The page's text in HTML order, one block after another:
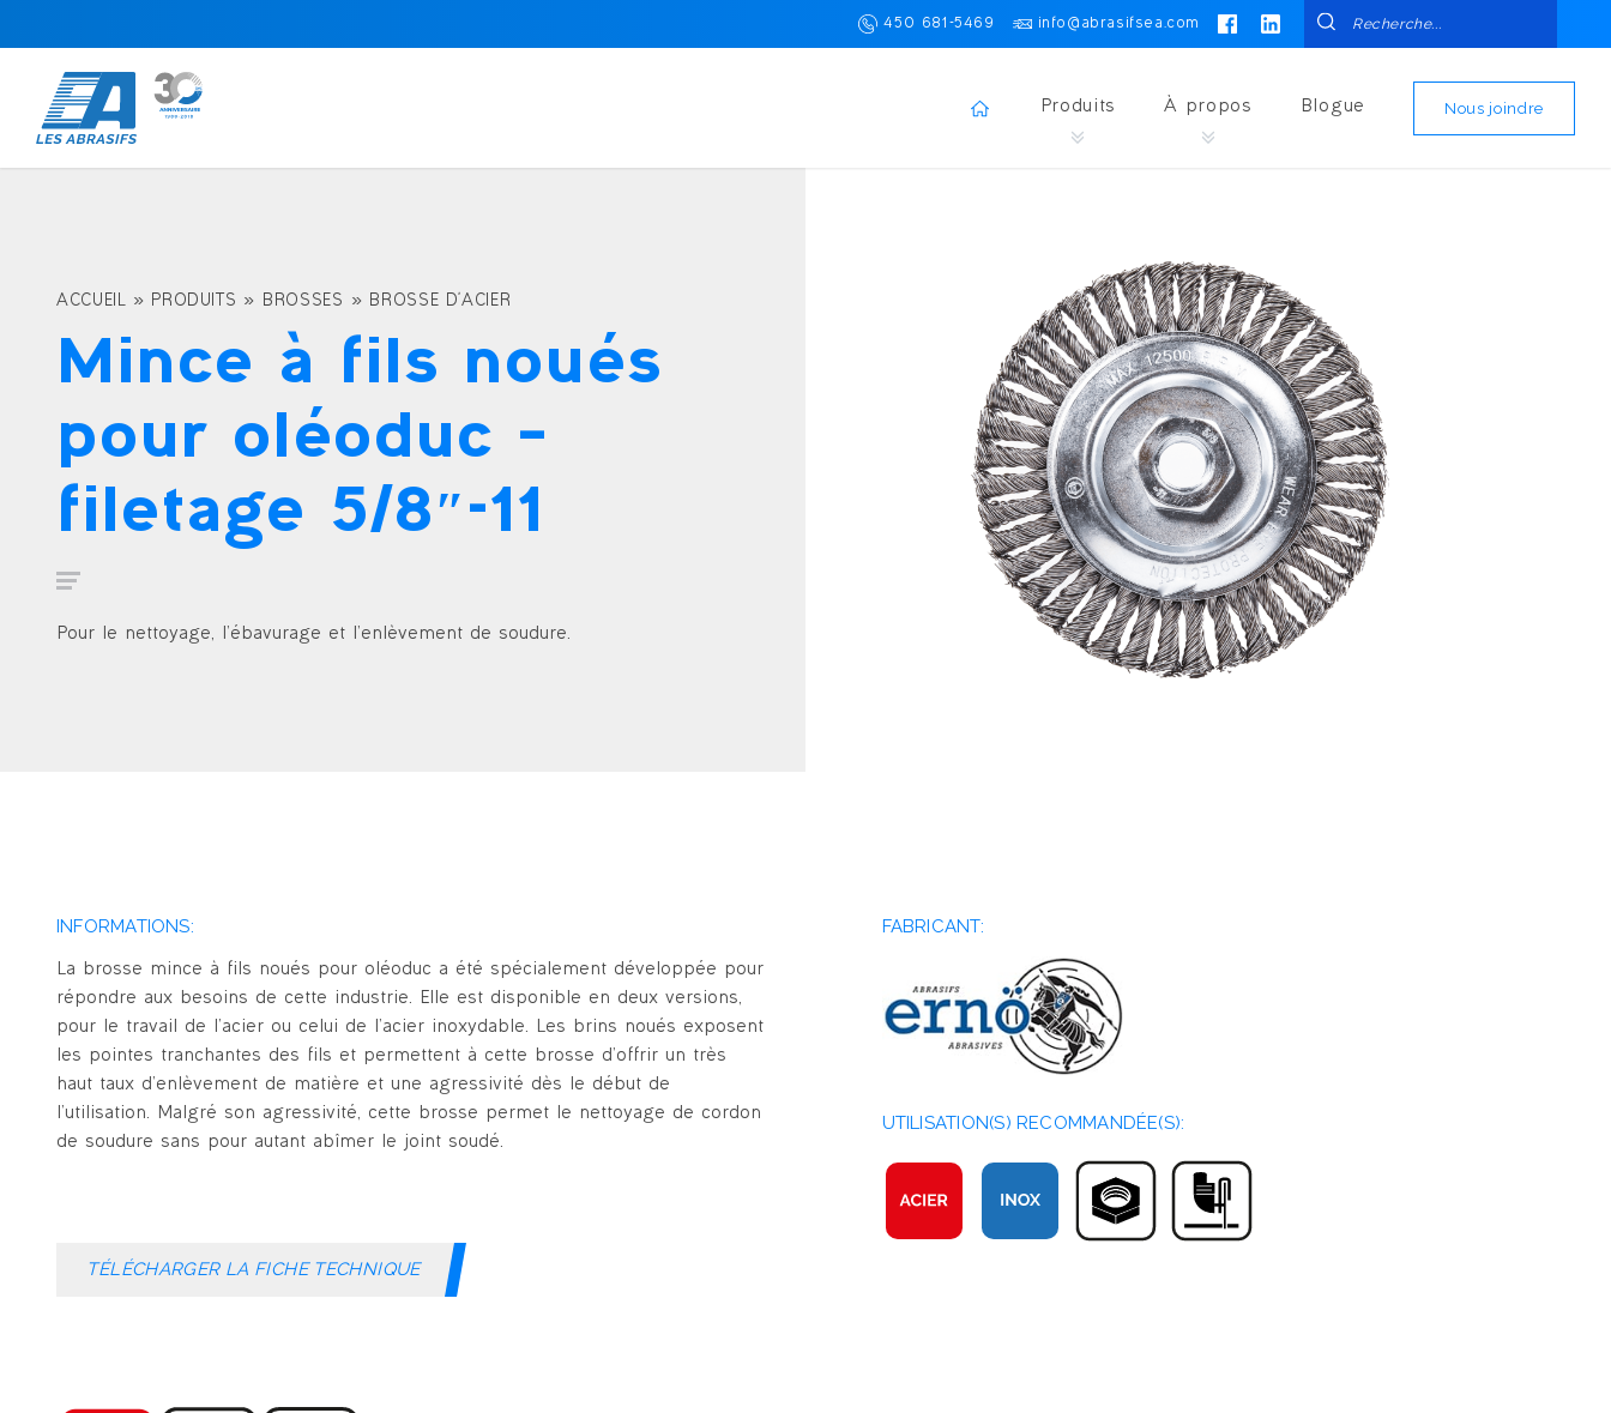
450 681-5469 info@abrasifsea.com
Produits À propos Blogue Nous joindre
ACCUEIL » PRODUITS » BROSSES » BROSSE D'ACIER
Mince à fils noués
pour oléoduc –
filetage 5/8″-11
Pour le nettoyage, l’ébavurage et l’enlèvement de soudure.
INFORMATIONS:
La brosse mince à fils noués pour oléoduc a été spécialement développée pour
répondre aux besoins de cette industrie. Elle est disponible en deux versions,
pour le travail de l’acier ou celui de l’acier inoxydable. Les brins noués exposent
les pointes tranchantes des fils et permettent à cette brosse d’offrir un très
haut taux d’enlèvement de matière et une agressivité dès le début de
l’utilisation. Malgré son agressivité, cette brosse permet le nettoyage de cordon
de soudure sans pour autant abîmer le joint soudé.
FABRICANT:
UTILISATION(S) RECOMMANDÉE(S):
TÉLÉCHARGER LA FICHE TECHNIQUE